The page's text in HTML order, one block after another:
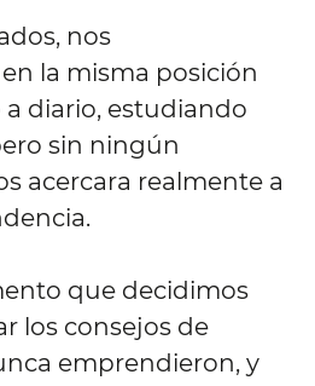
nos
la misma posición
diario, estudiando
sin ningún
acercara realmente a
que decidimos
los consejos de
emprendieron, y